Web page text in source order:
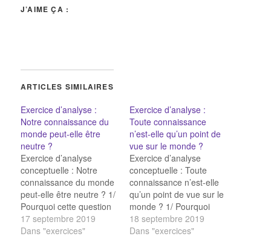
J’AIME ÇA :
ARTICLES SIMILAIRES
Exercice d’analyse :
Notre connaissance du
monde peut-elle être
neutre ?
Exercice d’analyse
conceptuelle : Notre
connaissance du monde
peut-elle être neutre ? 1/
Pourquoi cette question
se pose-t-elle ?
Qu’exige-t-on
17 septembre 2019
Dans "exercices"
Exercice d’analyse :
Toute connaissance
n’est-elle qu’un point de
vue sur le monde ?
Exercice d’analyse
conceptuelle : Toute
connaissance n’est-elle
qu’un point de vue sur le
monde ? 1/ Pourquoi
cette question se pose-t-
elle ? 1/ Pourquoi cette
18 septembre 2019
Dans "exercices"